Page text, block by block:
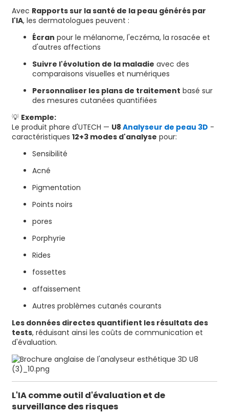
Avec Rapports sur la santé de la peau générés par
l'IA, les dermatologues peuvent :
Écran pour le mélanome, l'eczéma, la rosacée et
d'autres affections
Suivre l'évolution de la maladie avec des
comparaisons visuelles et numériques
Personnaliser les plans de traitement basé sur
des mesures cutanées quantifiées
💡 Exemple:
Le produit phare d'UTECH — U8 Analyseur de peau 3D -
caractéristiques 12+3 modes d'analyse pour:
Sensibilité
Acné
Pigmentation
Points noirs
pores
Porphyrie
Rides
fossettes
affaissement
Autres problèmes cutanés courants
Les données directes quantifient les résultats des
tests, réduisant ainsi les coûts de communication et
d'évaluation.
L'IA comme outil d'évaluation et de
surveillance des risques